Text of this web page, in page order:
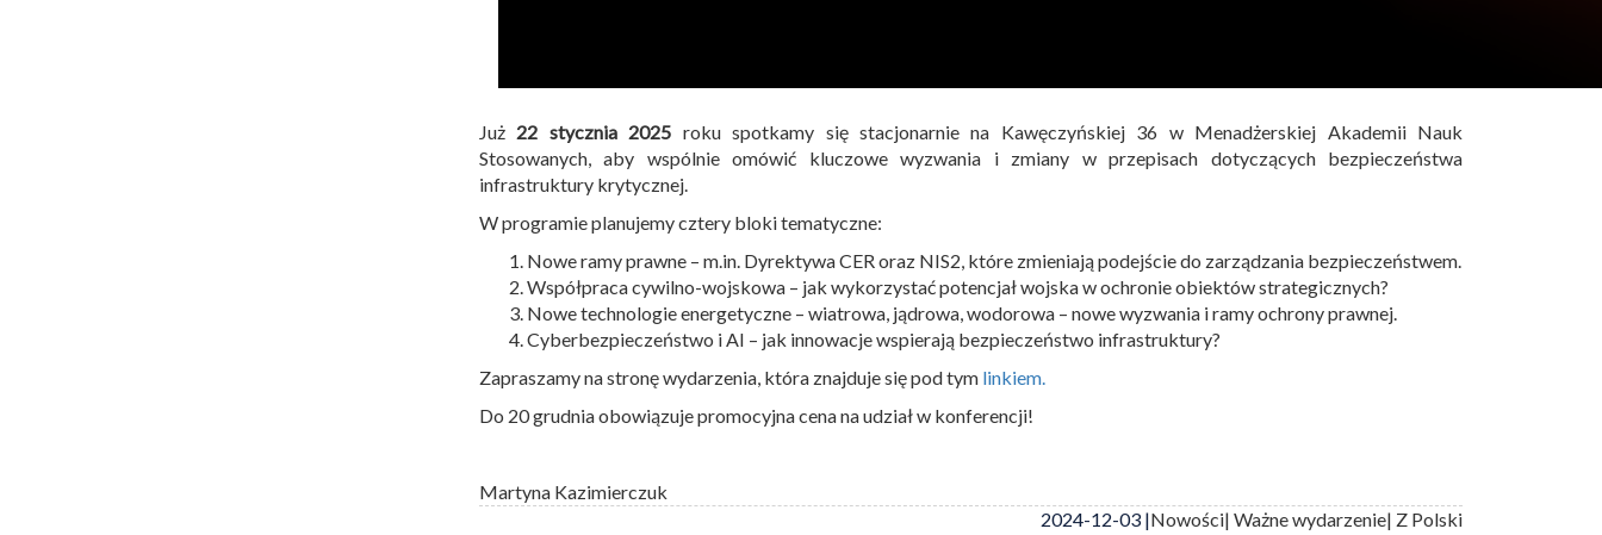
Już 22 stycznia 2025 roku spotkamy się stacjonarnie na Kawęczyńskiej 36 w Menadżerskiej Akademii Nauk
Stosowanych, aby wspólnie omówić kluczowe wyzwania i zmiany w przepisach dotyczących bezpieczeństwa
infrastruktury krytycznej.
W programie planujemy cztery bloki tematyczne:
Nowe ramy prawne – m.in. Dyrektywa CER oraz NIS2, które zmieniają podejście do zarządzania bezpieczeństwem.
Współpraca cywilno-wojskowa – jak wykorzystać potencjał wojska w ochronie obiektów strategicznych?
Nowe technologie energetyczne – wiatrowa, jądrowa, wodorowa – nowe wyzwania i ramy ochrony prawnej.
Cyberbezpieczeństwo i AI – jak innowacje wspierają bezpieczeństwo infrastruktury?
Zapraszamy na stronę wydarzenia, która znajduje się pod tym linkiem.
Do 20 grudnia obowiązuje promocyjna cena na udział w konferencji!
Martyna Kazimierczuk
2024-12-03 |Nowości| Ważne wydarzenie| Z Polski